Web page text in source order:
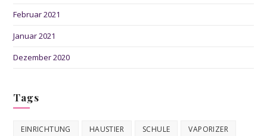
Februar 2021
Januar 2021
Dezember 2020
Tags
EINRICHTUNG HAUSTIER SCHULE VAPORIZER